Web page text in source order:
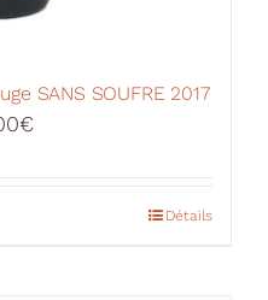
SANS SOUFRE 2017
€
Détails